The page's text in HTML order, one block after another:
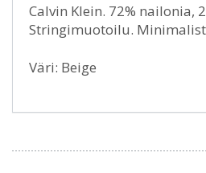
Calvin Klein. 72% nailonia,
Stringimuotoilu.
Väri: Beige